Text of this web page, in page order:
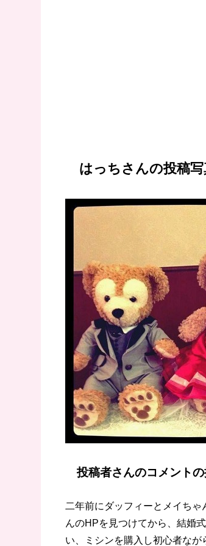
はっちさんの投稿
投稿者さんのコメント
二年前にダッフィーとメイち
んのHPを見つけてから、結婚
い、ミシンを購入し初心者なが